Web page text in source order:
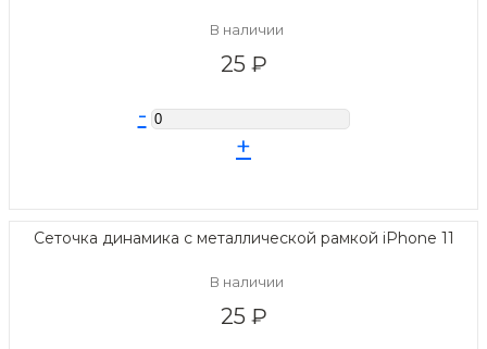
В наличии
25 ₽
-
+
Сеточка динамика с металлической рамкой iPhone 11
В наличии
25 ₽